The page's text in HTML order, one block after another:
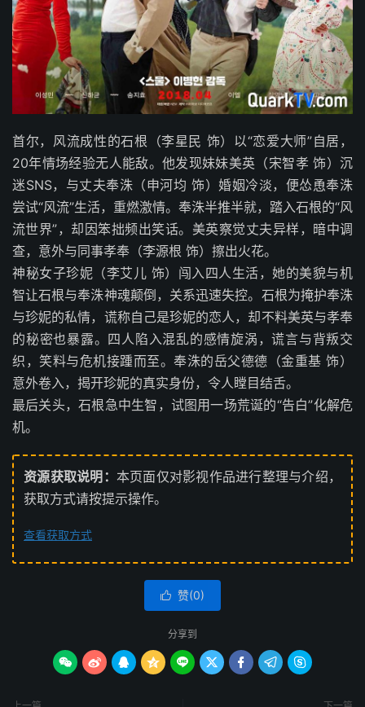
首尔，风流成性的石根（李星民 饰）以“恋爱大师”自居，
20年情场经验无人能敌。他发现妹妹美英（宋智孝 饰）沉
迷SNS，与丈夫奉洙（申河均 饰）婚姻冷淡，便怂恿奉洙
尝试“风流”生活，重燃激情。奉洙半推半就，踏入石根的“风
流世界”，却因笨拙频出笑话。美英察觉丈夫异样，暗中调
查，意外与同事孝奉（李源根 饰）擦出火花。
神秘女子珍妮（李艾儿 饰）闯入四人生活，她的美貌与机
智让石根与奉洙神魂颠倒，关系迅速失控。石根为掩护奉洙
与珍妮的私情，谎称自己是珍妮的恋人，却不料美英与孝奉
的秘密也暴露。四人陷入混乱的感情旋涡，谎言与背叛交
织，笑料与危机接踵而至。奉洙的岳父德德（金重基 饰）
意外卷入，揭开珍妮的真实身份，令人瞠目结舌。
最后关头，石根急中生智，试图用一场荒诞的“告白”化解危
机。
资源获取说明： 本页面仅对影视作品进行整理与介绍，
获取方式请按提示操作。
查看获取方式
 赞(0)
分享到
        